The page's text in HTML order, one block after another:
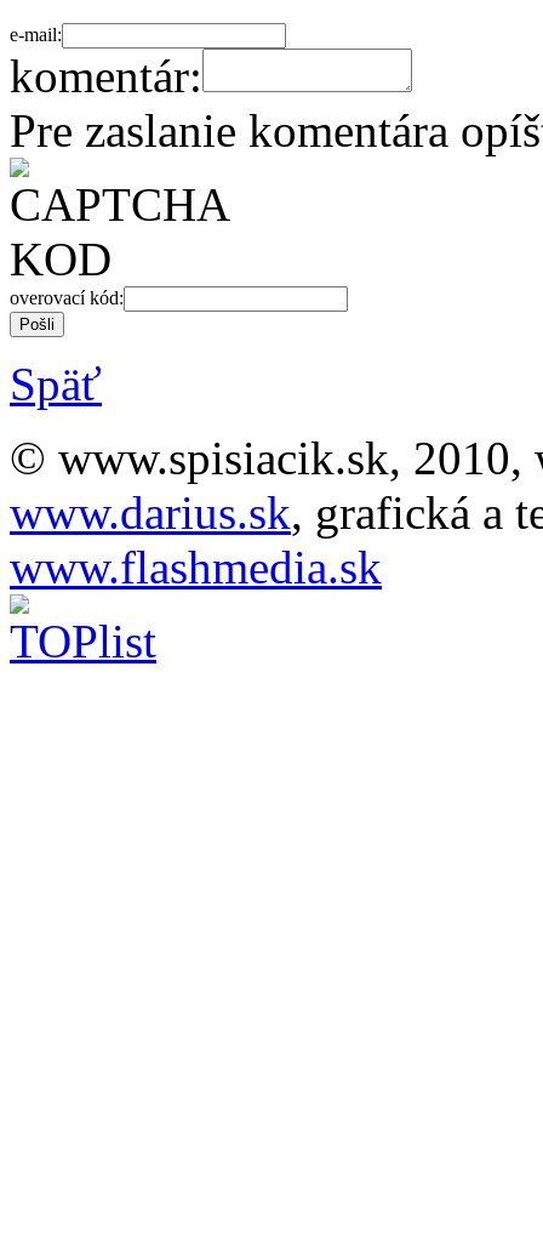
e-mail:
komentár:
Pre zaslanie komentára
overovací kód:
Späť
© www.spisiacik.sk, 2010,
www.darius.sk, grafická a
www.flashmedia.sk